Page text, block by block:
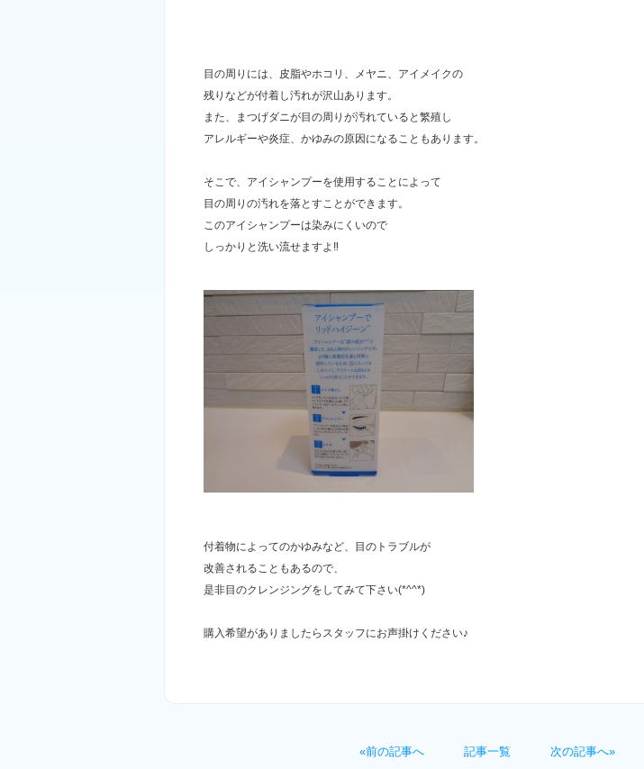
目の周りには、皮脂やホコリ、メヤニ、アイメイクの
残りなどが付着し汚れが沢山あります。
また、まつげダニが目の周りが汚れていると繁殖し
アレルギーや炎症、かゆみの原因になることもあります。
そこで、アイシャンプーを使用することによって
目の周りの汚れを落とすことができます。
このアイシャンプーは染みにくいので
しっかりと洗い流せますよ‼
付着物によってのかゆみなど、目のトラブルが
改善されることもあるので、
是非目のクレンジングをしてみて下さい(*^^*)
購入希望がありましたらスタッフにお声掛けください♪
«前の記事へ 記事一覧 次の記事へ»